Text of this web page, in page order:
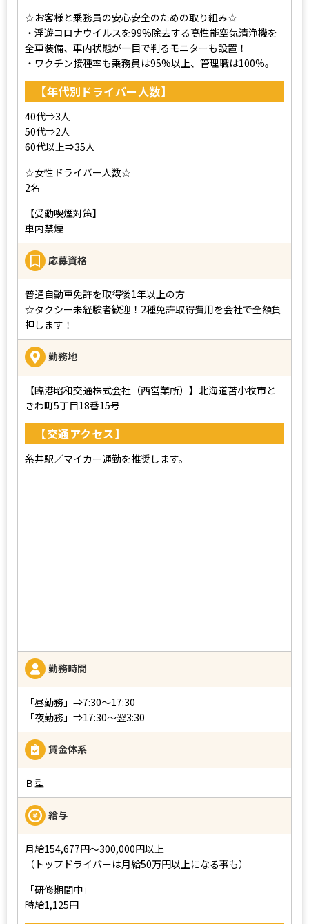
☆お客様と乗務員の安心安全のための取り組み☆
・浮遊コロナウイルスを99%除去する高性能空気清浄機を
全車装備、車内状態が一目で判るモニターも設置！
・ワクチン接種率も乗務員は95%以上、管理職は100%。
【年代別ドライバー人数】
40代⇒3人
50代⇒2人
60代以上⇒35人
☆女性ドライバー人数☆
2名
【受動喫煙対策】
車内禁煙
応募資格
普通自動車免許を取得後1年以上の方
☆タクシー未経験者歓迎！2種免許取得費用を会社で全額負
担します！
勤務地
【臨港昭和交通株式会社（西営業所）】北海道苫小牧市と
きわ町5丁目18番15号
【交通アクセス】
糸井駅／マイカー通勤を推奨します。
勤務時間
「昼勤務」⇒7:30〜17:30
「夜勤務」⇒17:30〜翌3:30
賃金体系
Ｂ型
給与
月給154,677円～300,000円以上
（トップドライバーは月給50万円以上になる事も）
「研修期間中」
時給1,125円